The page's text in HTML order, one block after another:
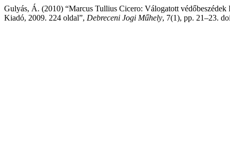
Gulyás, Á. (2010) “Marcus Tullius Cicero: Válogatott
Kiadó, 2009. 224 oldal”, Debreceni Jogi Műhely, 7(1), pp. 21–23.